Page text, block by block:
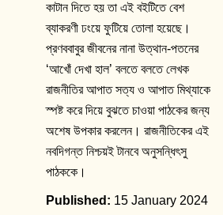
কাটান দিতে হয় তা এই বইটিতে বেশ
ব্যাকরণী ঢংয়ে ফুটিয়ে তোলা হয়েছে।
প্রণববাবুর জীবনের নানা উত্থান-পতনের
‘আখোঁ দেখা হাল’ বলতে বলতে লেখক
রাজনীতির আপাত সত্য ও আপাত মিথ্যাকে
স্পষ্ট করে দিয়ে বুঝতে চাওয়া পাঠকের জন্য
অশেষ উপকার করলেন। রাজনীতিকের এই
নবদিগন্ত নিশ্চয়ই টানবে অনুসন্ধিৎসু
পাঠককে।
15 January 2024